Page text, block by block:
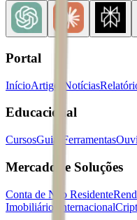
Portal
InícioArtigos Notícias
Educacional
CursosGuias Ferramentas
Mercados e Soluções
Conta de Não Residente
Imobiliários
Internacional